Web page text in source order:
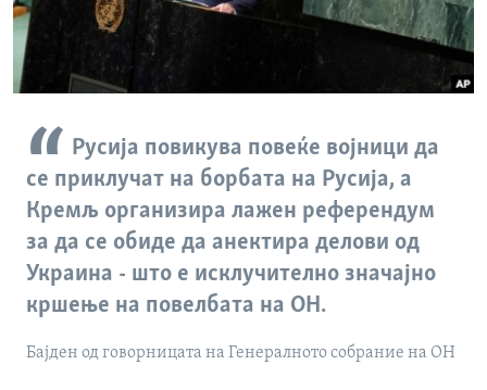
Русија повикува повеќе војници да
се приклучат на борбата на Русија, а
Кремљ организира лажен референдум
за да се обиде да анектира делови од
Украина - што е исклучително значајно
кршење на повелбата на ОН.
Бајден од говорницата на Генералното собрание на ОН